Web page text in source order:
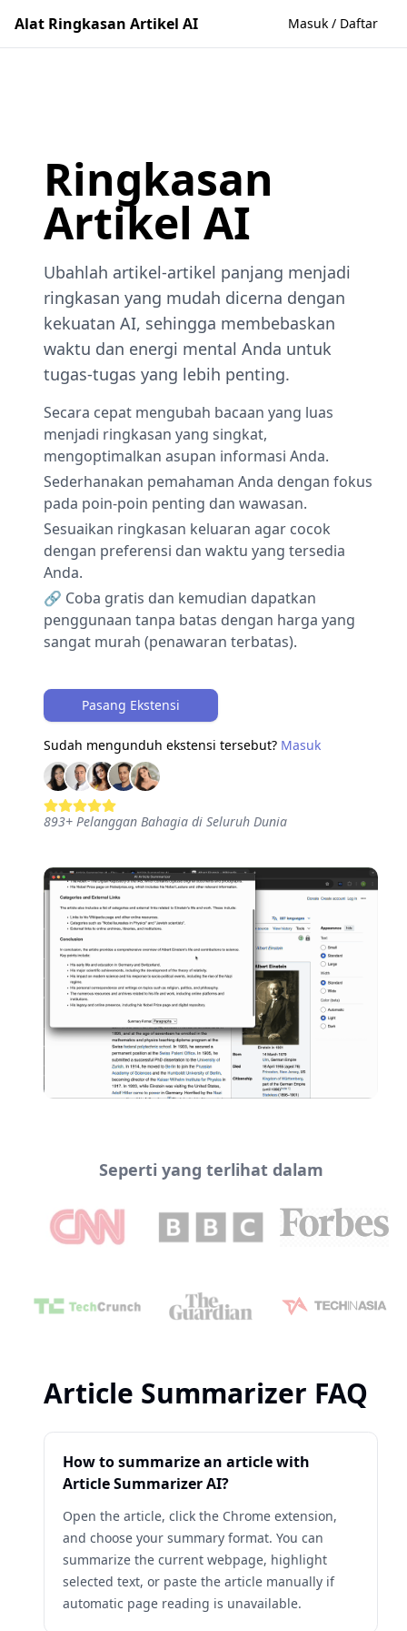
Alat Ringkasan Artikel AI Masuk / Daftar
Ringkasan
Artikel AI
Ubahlah artikel-artikel panjang menjadi
ringkasan yang mudah dicerna dengan
kekuatan AI, sehingga membebaskan
waktu dan energi mental Anda untuk
tugas-tugas yang lebih penting.
Secara cepat mengubah bacaan yang luas
menjadi ringkasan yang singkat,
mengoptimalkan asupan informasi Anda.
Sederhanakan pemahaman Anda dengan fokus
pada poin-poin penting dan wawasan.
Sesuaikan ringkasan keluaran agar cocok
dengan preferensi dan waktu yang tersedia
Anda.
🔗 Coba gratis dan kemudian dapatkan
penggunaan tanpa batas dengan harga yang
sangat murah (penawaran terbatas).
Pasang Ekstensi
Sudah mengunduh ekstensi tersebut? Masuk
893+ Pelanggan Bahagia di Seluruh Dunia
Seperti yang terlihat dalam
Article Summarizer FAQ
How to summarize an article with
Article Summarizer AI?
Open the article, click the Chrome extension,
and choose your summary format. You can
summarize the current webpage, highlight
selected text, or paste the article manually if
automatic page reading is unavailable.